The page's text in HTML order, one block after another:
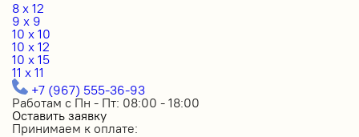
8 x 12
9 x 9
10 x 10
10 x 12
10 x 15
11 x 11
+7 (967) 555-36-93
Работам с Пн - Пт: 08:00 - 18:00
Оставить заявку
Принимаем к оплате: